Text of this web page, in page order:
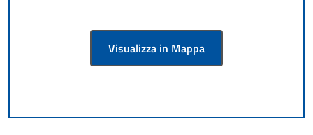
Visualizza in Mappa